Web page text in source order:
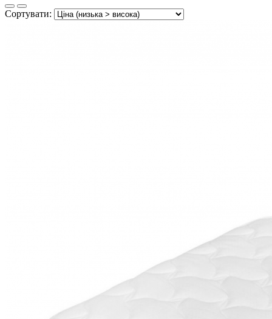
Сортувати: